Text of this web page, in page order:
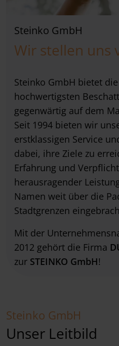
Steinko GmbH
Wir stellen uns
Steinko GmbH bietet
hochwertigsten
gegenwärtig auf dem
Seit 1994 bieten wir
erstklassigen Service
dabei, ihre Ziele zu
Erfahrung und
herausragender
Namen weit über die
Stadtgrenzen
Mit der
2012 gehört die Firma
zur STEINKO GmbH!
Steinko GmbH
Unser Leitbild